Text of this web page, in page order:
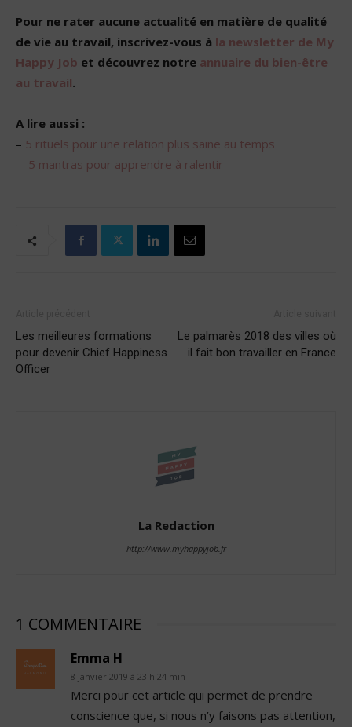
Pour ne rater aucune actualité en matière de qualité
de vie au travail, inscrivez-vous à la newsletter de My
Happy Job et découvrez notre annuaire du bien-être
au travail.
A lire aussi :
– 5 rituels pour une relation plus saine au temps
– 5 mantras pour apprendre à ralentir
Les meilleures formations
pour devenir Chief Happiness
Officer
Le palmarès 2018 des villes où
il fait bon travailler en France
La Redaction
http://www.myhappyjob.fr
1 COMMENTAIRE
Emma H
8 janvier 2019 à 23 h 24 min
Merci pour cet article qui permet de prendre
conscience que, si nous n’y faisons pas attention,